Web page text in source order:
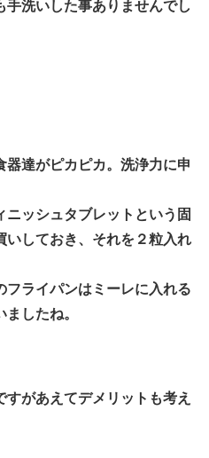
洗いした事ありませんでし
達がピカピカ。洗浄力に申
ッシュタブレットという固
いしておき、それを２粒入れ
ライパンはミーレに入れる
したね。
があえてデメリットも考え